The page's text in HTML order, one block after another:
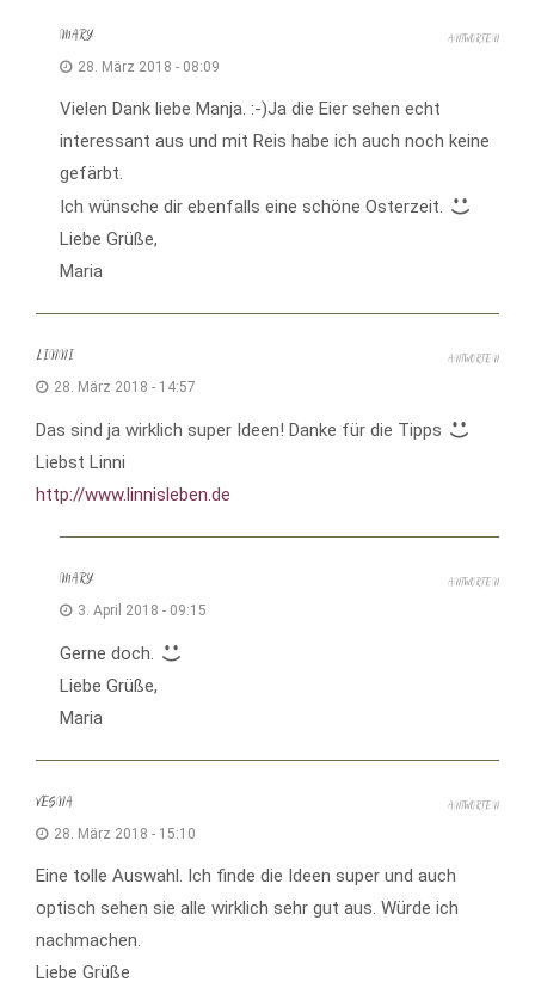
MARY
28. März 2018 - 08:09
Vielen Dank liebe Manja. :-)Ja die Eier sehen echt
interessant aus und mit Reis habe ich auch noch keine
gefärbt.
Ich wünsche dir ebenfalls eine schöne Osterzeit.
Liebe Grüße,
Maria
ANTWORTEN
LINNI
28. März 2018 - 14:57
Das sind ja wirklich super Ideen! Danke für die Tipps
Liebst Linni
http://www.linnisleben.de
ANTWORTEN
MARY
3. April 2018 - 09:15
Gerne doch.
Liebe Grüße,
Maria
ANTWORTEN
VESNA
28. März 2018 - 15:10
Eine tolle Auswahl. Ich finde die Ideen super und auch
optisch sehen sie alle wirklich sehr gut aus. Würde ich
nachmachen.
Liebe Grüße
ANTWORTEN